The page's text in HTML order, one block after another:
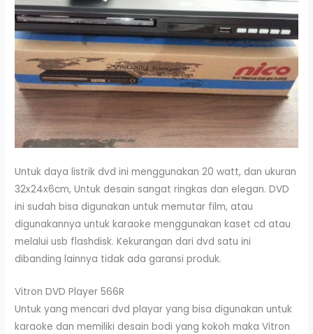
Untuk daya listrik dvd ini menggunakan 20 watt, dan ukuran
32x24x6cm, Untuk desain sangat ringkas dan elegan. DVD
ini sudah bisa digunakan untuk memutar film, atau
digunakannya untuk karaoke menggunakan kaset cd atau
melalui usb flashdisk. Kekurangan dari dvd satu ini
dibanding lainnya tidak ada garansi produk.
Vitron DVD Player 566R
Untuk yang mencari dvd playar yang bisa digunakan untuk
karaoke dan memiliki desain bodi yang kokoh maka Vitron